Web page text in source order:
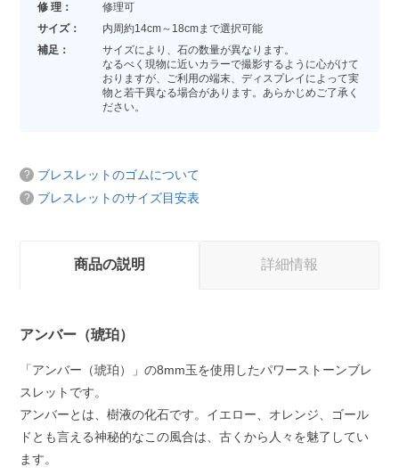
修 理：
修理可
サイズ：
内周約14cm～18cmまで選択可能
補足：
サイズにより、石の数量が異なります。
なるべく現物に近いカラーで撮影するように心がけて
おりますが、ご利用の端末、ディスプレイによって実
物と若干異なる場合があります。あらかじめご了承く
ださい。
ブレスレットのゴムについて
ブレスレットのサイズ目安表
商品の説明 詳細情報
アンバー（琥珀）
「アンバー（琥珀）」の8mm玉を使用したパワーストーンブレ
スレットです。
アンバーとは、樹液の化石です。イエロー、オレンジ、ゴール
ドとも言える神秘的なこの風合は、古くから人々を魅了してい
ます。